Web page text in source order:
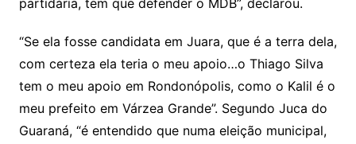
partidária, tem que defender o MDB”, declarou.
“Se ela fosse candidata em Juara, que é a terra dela,
com certeza ela teria o meu apoio…o Thiago Silva
tem o meu apoio em Rondonópolis, como o Kalil é o
meu prefeito em Várzea Grande”. Segundo Juca do
Guaraná, “é entendido que numa eleição municipal,